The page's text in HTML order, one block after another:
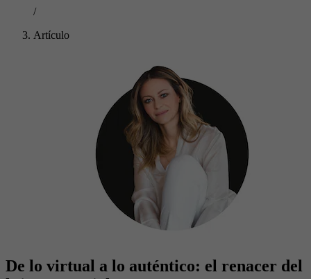
/
Artículo
De lo virtual a lo auténtico: el renacer del